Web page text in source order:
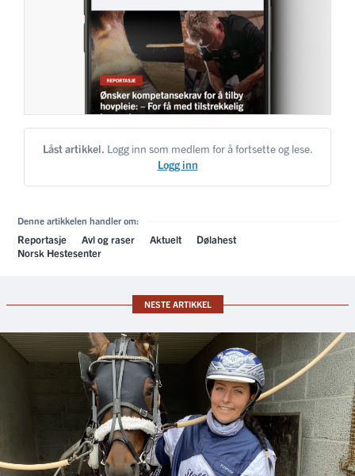
Låst artikkel. Logg inn som medlem for å fortsette og lese.
Logg inn
Denne artikkelen handler om:
Reportasje Avl og raser Aktuelt
Dølahest
Norsk Hestesenter
NESTE ARTIKKEL